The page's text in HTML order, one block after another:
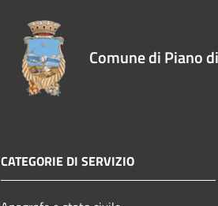
Comune di Piano
CATEGORIE DI SERVIZIO